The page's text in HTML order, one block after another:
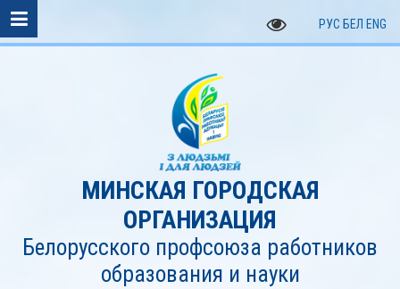
РУС БЕЛ ENG
МИНСКАЯ ГОРОДСКАЯ
ОРГАНИЗАЦИЯ
Белорусского профсоюза работников
образования и науки